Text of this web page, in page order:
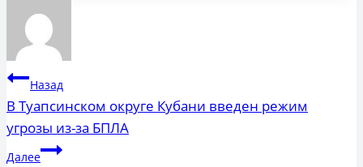
Навигация
по
записям
Назад
В Туапсинском округе Кубани введен режим
угрозы из-за БПЛА
Далее